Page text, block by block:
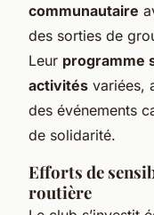
communautaire
des sorties de
Leur programme
activités variées,
des événements
de solidarité.
Efforts de
routière